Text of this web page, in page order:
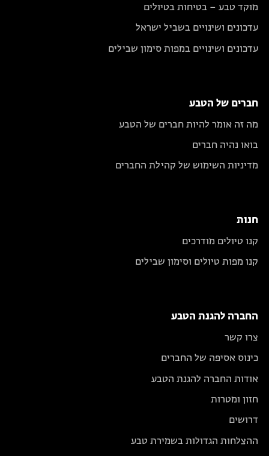
מוקד טבע – בטיחות בטיולים
עדכונים ושינויים בשביל ישראל
עדכונים ושינויים במפות סימון שבילים
חברים של הטבע
מה זה אומר להיות חברים של הטבע
בואו נהיה חברים
מדיניות השימוש של קהילת החברים
חנות
קנו טיולים מודרכים
קנו מפות טיולים וסימון שבילים
החברה להגנת הטבע
צרו קשר
כינוס אסיפה של החברים
אודות החברה להגנת הטבע
חזון ומטרות
דרושים
ההצלחות הגדולות בשמירת טבע